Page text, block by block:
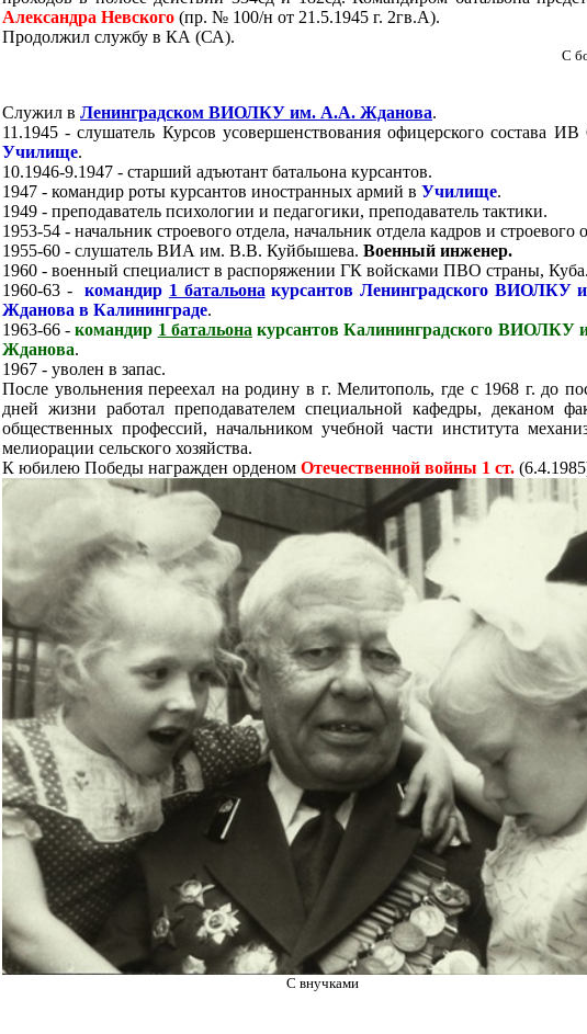
Александра Невского (пр. № 100/н от 21.5.1945 г. 2гв.А).
Продолжил службу в КА (СА).
С
Служил в Ленинградском ВИОЛКУ им. А.А. Жданова.
11.1945 - слушатель Курсов усовершенствования офицерского состава
Училище.
10.1946-9.1947 - старший адъютант батальона курсантов.
1947 - командир роты курсантов иностранных армий в Училище.
1949 - преподаватель психологии и педагогики, преподаватель тактики.
1953-54 - начальник строевого отдела, начальник отдела кадров и строевого
1955-60 - слушатель ВИА им. В.В. Куйбышева. Военный инженер.
1960 - военный специалист в распоряжении ГК войсками ПВО страны, Куба.
1960-63 -командир 1 батальона курсантов Ленинградского ВИОЛКУ
Жданова в Калининграде.
1963-66 -командир 1 батальона курсантов Калининградского ВИОЛКУ
Жданова.
1967 - уволен в запас.
После увольнения переехал на родину в г. Мелитополь, где с 1968 г. до
дней жизни работал преподавателем специальной кафедры, деканом
общественных профессий, начальником учебной части института
мелиорации сельского хозяйства.
К юбилею Победы награжден орденом Отечественной войны 1 ст.
C внучками